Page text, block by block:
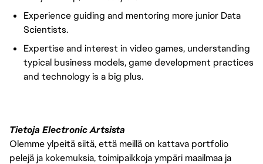
Experience guiding and mentoring more junior Data
Scientists.
Expertise and interest in video games, understanding
typical business models, game development practices
and technology is a big plus.
Tietoja Electronic Artsista
Olemme ylpeitä siitä, että meillä on kattava portfolio
pelejä ja kokemuksia, toimipaikkoja ympäri maailmaa ja